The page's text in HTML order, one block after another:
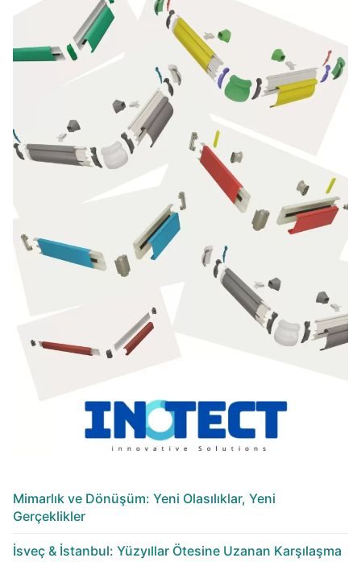
Mimarlık ve Dönüşüm: Yeni Olasılıklar, Yeni
Gerçeklikler
İsveç & İstanbul: Yüzyıllar Ötesine Uzanan Karşılaşma